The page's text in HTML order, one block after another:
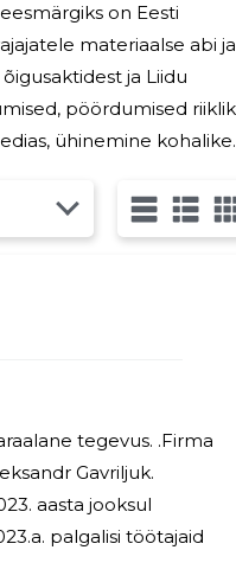
on Eesti
materiaalse abi ja
ühinemine kohalike
tegevus. .Firma
Gavriljuk.